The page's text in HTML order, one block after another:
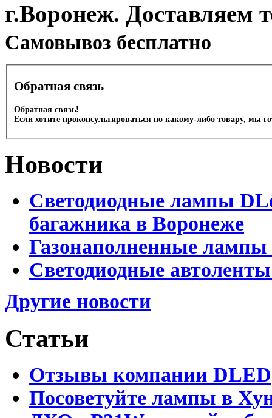
г.Воронеж. Доставляем
Cамовывоз бесплатно
Обратная связь
Обратная связь!
Если хотите проконсультироваться по какому-либо товару, мы
Новости
Светодиодные лампы
багажника в Воронеже
Газонаполненные
Светодиодные
Другие новости
Статьи
Отзывы компании DLED
Посоветуйте лампы в